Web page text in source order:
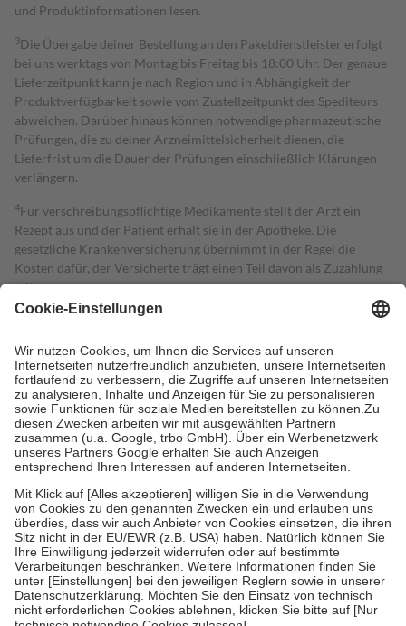
und Produktinformationen lesen.
3Die Übergabe deiner Bestellung an den Paketdienstleister erfolgt
bei uns werktags von Montag bis Freitag bis 18:00 Uhr. Der genaue
Lieferzeitpunkt kann je nach Region und in Abhängigkeit der
Produktverfügbarkeit sowie vom Zustellzeitpunkt des Spediteurs
abweichen. Darüber hinaus können notwendige pharmazeutische
Prüfungen, die zu deiner Arzneimittelsicherheit dienen, die
Lieferfrist um die Dauer der Prüfungen einschließlich Klärungen
verlängern.
4Für verschreibungspflichtige Medikamente stellt der Arzt ein
Rezept aus und der Patient erhält sie in der Apotheke. Die
gesetzliche Krankenversicherung übernimmt in der Regel die
Kosten dafür, der Versicherte trägt einen Teil davon als Zuzahlung
mit.
Grundsätzlich leisten Mitglieder Zuzahlungen in Höhe von zehn
höchstens zehn Euro.
Es sind jedoch nie mehr als die tatsächlichen
Kosten der Leistung zu entrichten.
Diese Regeln gelten grundsätzlich auch für Online-Apotheken.
Bei Heilmitteln und häuslicher Krankenpflege beträgt die
Zuzahlung zehn Prozent der Kosten sowie zehn Euro je
Verordnung.
Um das Engagement der Versicherten für ihre eigene Gesundheit zu
stärken und die besondere Stellung der Familie zu unterstützen,
fallenkeine Zuzahlungenan bei:
• Kindern und Jugendlichen bis zum vollendeten 18. Lebensjahr
mit Ausnahme der Fahrkosten
• Untersuchungen zur Vorsorge und Früherkennung, die von der
GKV getragen werden
• empfohlenen Schutzimpfungen
• Harn- und Blutteststreifen